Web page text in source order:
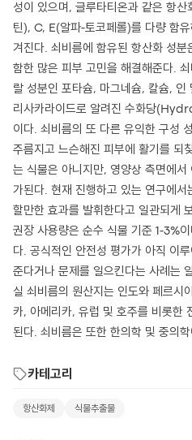
성이 있으며, 글루타티온과 같은 항
틴), C, E(알파-토코페롤)를 다량 함
겨진다. 쇠비름에 함유된 항산화 성
함한 많은 피부 고민을 해결해준다.
랄 성분인 포타슘, 마그네슘, 칼슘,
리사카라이드로 알려진 수화당
이다. 쇠비름의 또 다른 유익한 구성
주름지고 느슨해진 피부에 활기를 되
는 식물은 아니지만, 영양상 측면에
가된다. 현재 진행하고 있는 연구에서
할만한 효과를 발휘한다고 일관되게
권장 사용량은 순수 식물 기준 1-3%
다. 공식적인 안전성 평가가 아직 이
준다거나 문제를 일으킨다는 사례는
실 쇠비름의 원산지는 인도와 페르시
카, 아메리카, 유럽 및 호주를 비롯한
된다. 쇠비름은 또한 한의학 및 중의
카테고리
항산화제 식물추출물